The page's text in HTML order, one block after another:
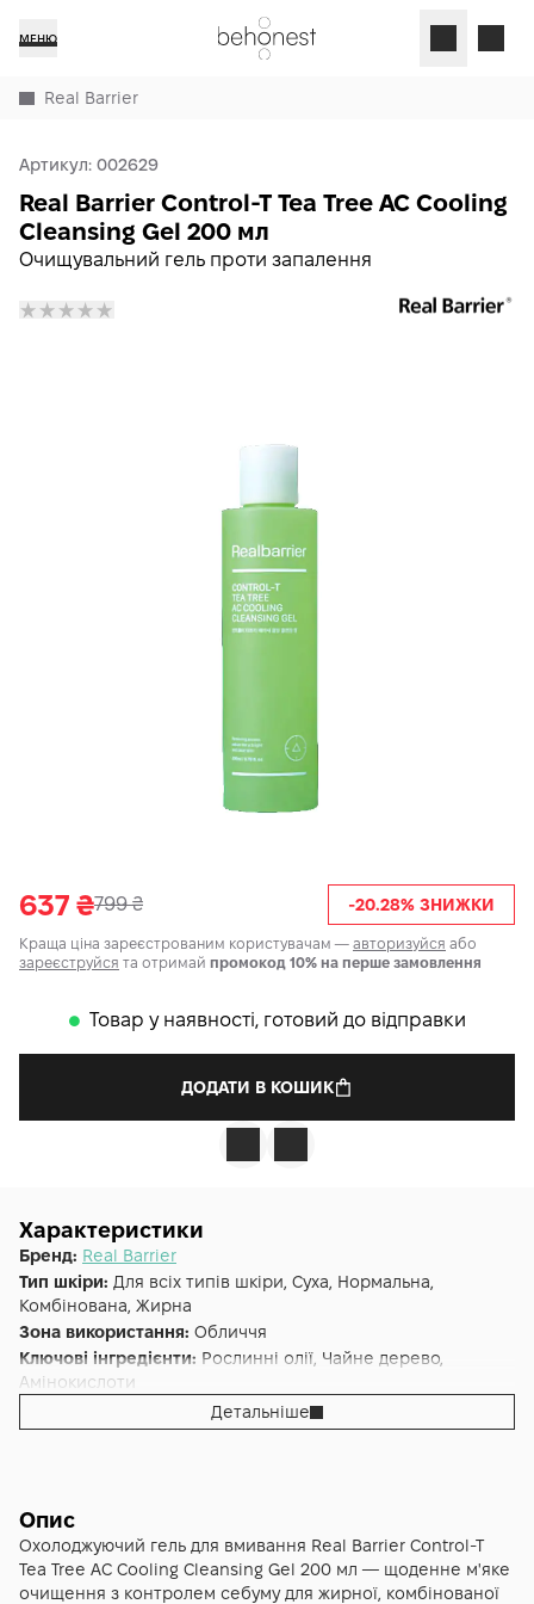
МЕНЮ
Real Barrier
Артикул: 002629
Очищувальний гель проти запалення
Real Barrier Control-T Tea Tree AC Cooling
Cleansing Gel 200 мл
637 ₴799₴ -20.28% ЗНИЖКИ
Краща ціна зареєстрованим користувачам — авторизуйся або
зареєструйся та отримай промокод 10% на перше замовлення
𒊹 Товар у наявності, готовий до відправки
ДОДАТИ В КОШИК
Характеристики
Бренд: Real Barrier
Тип шкіри: Для всіх типів шкіри, Суха, Нормальна,
Комбінована, Жирна
Зона використання: Обличчя
Ключові інгредієнти: Рослинні олії, Чайне дерево,
Амінокислоти
Від запалень,Очищення
Форма випуску:Гель
Детальніше
Опис
Охолоджуючий гель для вмивання Real Barrier Control-T
Tea Tree AC Cooling Cleansing Gel 200 мл — щоденне м'яке
очищення з контролем себуму для жирної, комбінованої